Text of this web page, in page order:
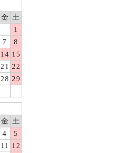
金
土
1
7
8
14 15
21
22
28 29
金
土
4
5
11
12